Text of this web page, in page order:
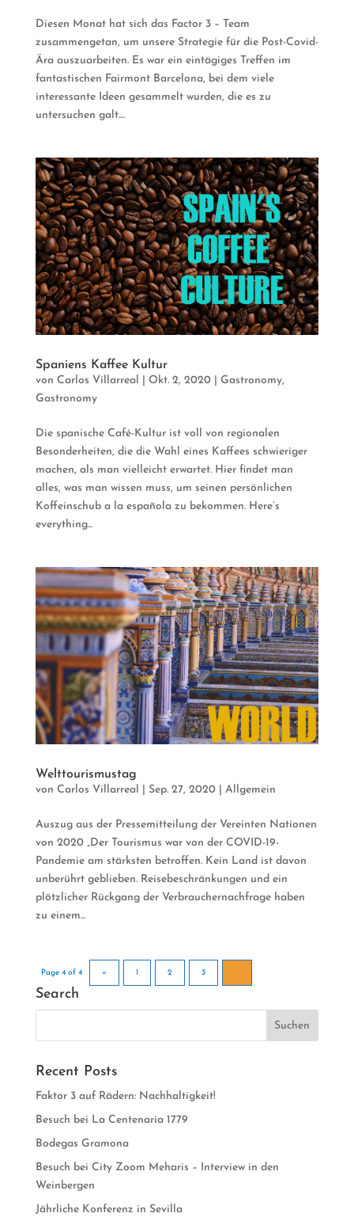
Diesen Monat hat sich das Factor 3 – Team
zusammengetan, um unsere Strategie für die Post-Covid-
Ära auszuarbeiten. Es war ein eintägiges Treffen im
fantastischen Fairmont Barcelona, ​​bei dem viele
interessante Ideen gesammelt wurden, die es zu
untersuchen galt....
Spaniens Kaffee Kultur
von Carlos Villarreal Okt. 2, 2020| Gastronomy,
Gastronomy
Die spanische Café-Kultur ist voll von regionalen
Besonderheiten, die die Wahl eines Kaffees schwieriger
machen, als man vielleicht erwartet. Hier findet man
alles, was man wissen muss, um seinen persönlichen
Koffeinschub a la española zu bekommen. Here’s
everything...
Welttourismustag
von Carlos Villarreal Sep. 27, 2020| Allgemein
Auszug aus der Pressemitteilung der Vereinten Nationen
von 2020 „Der Tourismus war von der COVID-19-
Pandemie am stärksten betroffen. Kein Land ist davon
unberührt geblieben. Reisebeschränkungen und ein
plötzlicher Rückgang der Verbrauchernachfrage haben
zu einem...
Page 4 of 4 « 1 2 3
Search
Recent Posts
Faktor 3 auf Rädern: Nachhaltigkeit!
Besuch bei La Centenaria 1779
Bodegas Gramona
Besuch bei City Zoom Meharis – Interview in den
Weinbergen
Jährliche Konferenz in Sevilla